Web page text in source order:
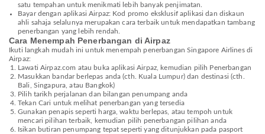
satu tempahan untuk menikmati lebih banyak penjimatan.
Bayar dengan aplikasi Airpaz: Kod promo eksklusif aplikasi dan diskaun
ahli sahaja selalunya merupakan cara terbaik untuk mendapatkan tambang
penerbangan yang lebih rendah.
Cara Menempah Penerbangan di Airpaz
Ikuti langkah mudah ini untuk menempah penerbangan Singapore Airlines di
Airpaz:
Lawati Airpaz.com atau buka aplikasi Airpaz, kemudian pilih Penerbangan
Masukkan bandar berlepas anda (cth. Kuala Lumpur) dan destinasi (cth.
Bali, Singapura, atau Bangkok)
Pilih tarikh perjalanan dan bilangan penumpang anda
Tekan Cari untuk melihat penerbangan yang tersedia
Gunakan penapis seperti harga, waktu berlepas, atau tempoh untuk
mencari pilihan terbaik, kemudian pilih penerbangan pilihan anda
Isikan butiran penumpang tepat seperti yang ditunjukkan pada pasport